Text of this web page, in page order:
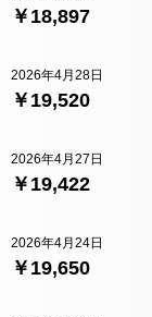
￥18,897
￥19,520
2026年4月28日
￥19,422
2026年4月27日
￥19,650
2026年4月24日